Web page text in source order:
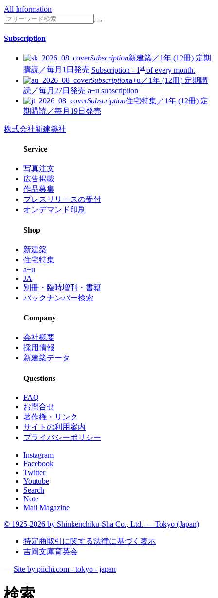
All Information
Subscription
Subscription新建築／1年 (12冊) 定期
購読／毎月1日発売 Subscription - 1 st of every month.
Subscriptiona+u／1年 (12冊) 定期購
読／毎月27日発売 a+u subscription
Subscription住宅特集／1年 (12冊) 定
期購読／毎月19日発売
株式会社新建築社
Service
写真注文
広告掲載
作品募集
プレスリリースの受付
オンデマンド印刷
Shop
新建築
住宅特集
a+u
JA
別冊・臨時増刊・書籍
バックナンバー検索
Company
会社概要
採用情報
新建築データ
Questions
FAQ
お問合せ
著作権・リンク
サイトの利用案内
プライバシーポリシー
Instagram
Facebook
Twitter
Youtube
Search
Note
Mail Magazine
© 1925-2026 by Shinkenchiku-Sha Co., Ltd. — Tokyo (Japan)
特定商取引に関する法律に基づく表示
吉岡文庫育英会
— Site by piichi.com - tokyo - japan
検索